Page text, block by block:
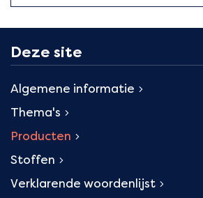
Deze site
Algemene informatie
Thema's
Producten
Stoffen
Verklarende woordenlijst